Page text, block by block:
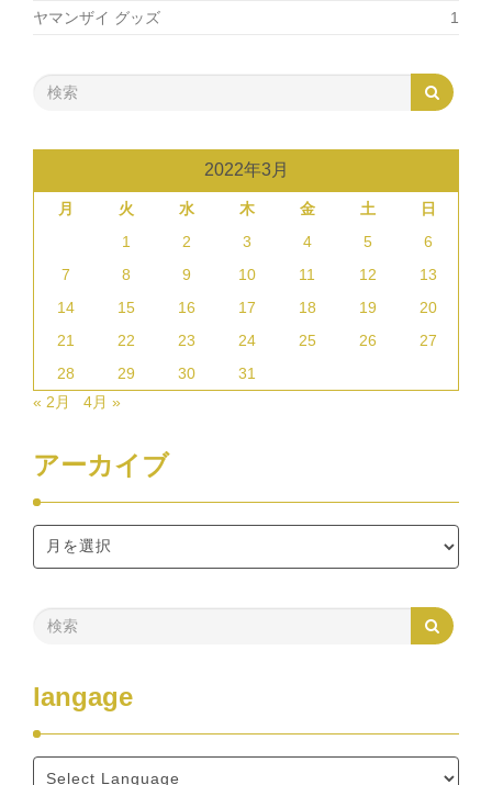
ヤマンザイ グッズ
1
2022年3月
月 火 水 木 金 土
日
1
2 3 4 5
6
7
8 9 10 11 12
13
14
15 16 17 18 19
20
21
22 23 24 25 26
27
28
29 30
31
« 2月
4月 »
アーカイブ
langage